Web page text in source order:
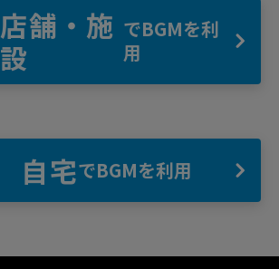
店舗・施
設
でBGMを利
用
自宅でBGMを利用